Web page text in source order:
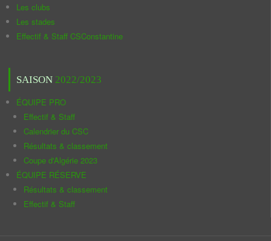
Les clubs
Les stades
Effectif & Staff CSConstantine
SAISON 2022/2023
ÉQUIPE PRO
Effectif & Staff
Calendrier du CSC
Résultats & classement
Coupe d'Algérie 2023
ÉQUIPE RÉSERVE
Résultats & classement
Effectif & Staff